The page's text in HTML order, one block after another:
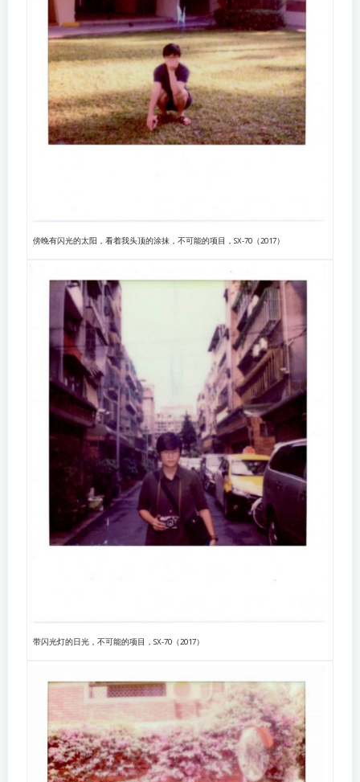
傍晚有闪光的太阳，看着我头顶的涂抹，不可能的项目，SX-70（2017）
带闪光灯的日光，不可能的项目，SX-70（2017）